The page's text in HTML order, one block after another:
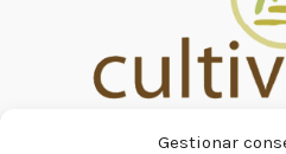
Gestionar